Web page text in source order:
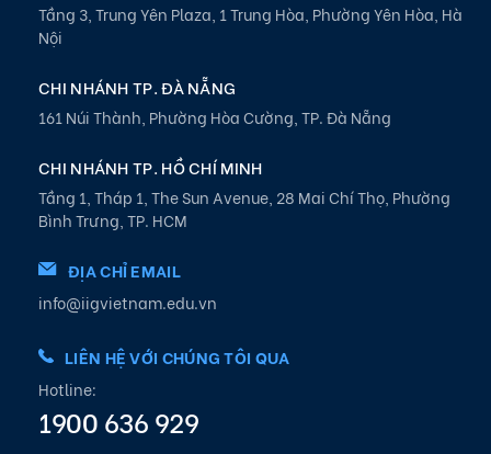
Tầng 3, Trung Yên Plaza, 1 Trung Hòa, Phường Yên Hòa, Hà
Nội
CHI NHÁNH TP. ĐÀ NẴNG
161 Núi Thành, Phường Hòa Cường, TP. Đà Nẵng
CHI NHÁNH TP. HỒ CHÍ MINH
Tầng 1, Tháp 1, The Sun Avenue, 28 Mai Chí Thọ, Phường
Bình Trưng, TP. HCM
ĐỊA CHỈ EMAIL
info@iigvietnam.edu.vn
LIÊN HỆ VỚI CHÚNG TÔI QUA
Hotline:
1900 636 929